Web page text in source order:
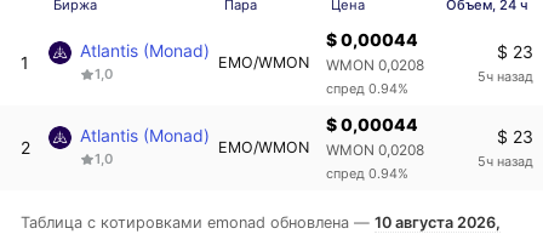
Биржа Пара Цена Объем, 24 ч
1
Atlantis (Monad)
1,0
EMO/WMON
$ 0,00044
WMON 0,0208
спред 0.94%
$ 23
5ч назад
2
Atlantis (Monad)
1,0
EMO/WMON
$ 0,00044
WMON 0,0208
спред 0.94%
$ 23
5ч назад
Таблица с котировками emonad обновлена —10 августа 2026,